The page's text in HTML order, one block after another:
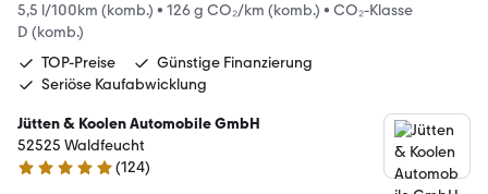
5,5 l/100km (komb.) • 126 g CO₂/km (komb.) • CO₂-Klasse
D (komb.)
TOP-Preise
Günstige Finanzierung
Seriöse Kaufabwicklung
Jütten & Koolen Automobile GmbH
52525 Waldfeucht
5 Sterne
(124)